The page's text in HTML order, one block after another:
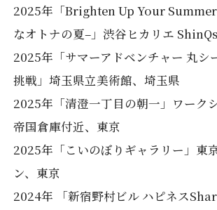
2025年「Brighten Up Your
なオトナの夏–」渋谷ヒカリエ
2025年「サマーアドベンチャー 丸シ
挑戦」埼玉県立美術館、埼玉県
2025年「清澄一丁目の朝一」ワーク
帝国倉庫付近、東京
2025年「こいのぼりギャラリー」東
ン、東京
2024年 「新宿野村ビル ハピネス